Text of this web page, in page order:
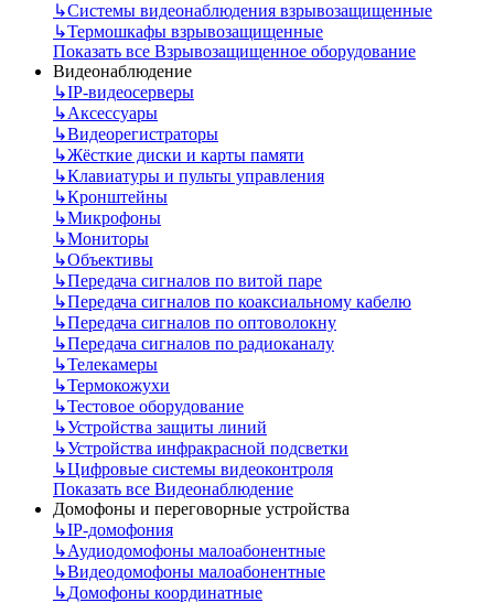
↳Системы видеонаблюдения взрывозащищенные
↳Термошкафы взрывозащищенные
Показать все Взрывозащищенное оборудование
Видеонаблюдение
↳IP-видеосерверы
↳Аксессуары
↳Видеорегистраторы
↳Жёсткие диски и карты памяти
↳Клавиатуры и пульты управления
↳Кронштейны
↳Микрофоны
↳Мониторы
↳Объективы
↳Передача сигналов по витой паре
↳Передача сигналов по коаксиальному кабелю
↳Передача сигналов по оптоволокну
↳Передача сигналов по радиоканалу
↳Телекамеры
↳Термокожухи
↳Тестовое оборудование
↳Устройства защиты линий
↳Устройства инфракрасной подсветки
↳Цифровые системы видеоконтроля
Показать все Видеонаблюдение
Домофоны и переговорные устройства
↳IP-домофония
↳Аудиодомофоны малоабонентные
↳Видеодомофоны малоабонентные
↳Домофоны координатные